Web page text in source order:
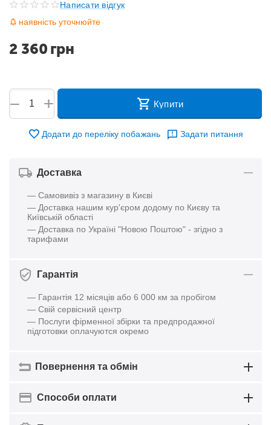
Написати відгук
наявність уточнюйте
2 360 грн
+
− Купити
Додати до переліку побажань Задати питання
Доставка
— Самовивіз з магазину в Києві
— Доставка нашим кур'єром додому по Києву та
Київській області
— Доставка по Україні "Новою Поштою" - згідно з
тарифами
Гарантія
— Гарантія 12 місяців або 6 000 км за пробігом
— Свій сервісний центр
— Послуги фірменної збірки та предпродажної
підготовки оплачуются окремо
Повернення та обмін
Способи оплати